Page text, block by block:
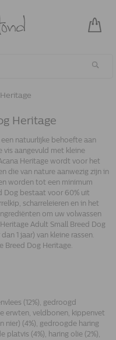
Heritage
natuurlijke behoefte aan
vis aangevuld met kleine
Heritage wordt voor het
die van nature aanwezig zijn in
worden tot een minimum
Dog bestaat voor 60% uit
scharreleieren en in het
om uw volwassen
Adult Small Breed Dog
1 jaar) van kleine rassen.
Breed Dog Heritage.
(12%), gedroogd
erwten, veldbonen, kippenvet
nier) (4%), gedroogde haring
platvis (4%), haring olie (2%),